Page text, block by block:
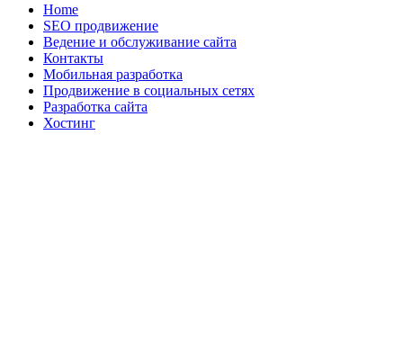
Home
SEO продвижение
Ведение и обслуживание сайта
Контакты
Мобильная разработка
Продвижение в социальных сетях
Разработка сайта
Хостинг